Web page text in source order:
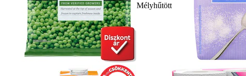
Mélyhűtött